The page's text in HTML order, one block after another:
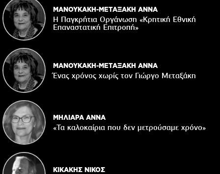
ΜΑΝΟΥΚΑΚΗ-ΜΕΤΑΞΑΚΗ ΑΝΝΑ
Η Παγκρήτια Οργάνωση «Κρητική Εθνική
Επαναστατική Eπιτροπή»
ΜΑΝΟΥΚΑΚΗ-ΜΕΤΑΞΑΚΗ ΑΝΝΑ
Ένας χρόνος χωρίς τον Γιώργο Μεταξάκη
ΜΗΛΙΑΡΑ ΑΝΝΑ
«Τα καλοκαίρια που δεν μετρούσαμε χρόνο»
ΚΙΚΑΚΗΣ ΝΙΚΟΣ